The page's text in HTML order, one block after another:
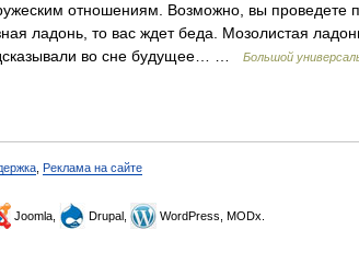
отношениям. Возможно, вы проведете
ладонь, то вас ждет беда. Мозолистая
во сне будущее… …
Большой
Реклама на сайте
Joomla, Drupal, WordPress, MODx.